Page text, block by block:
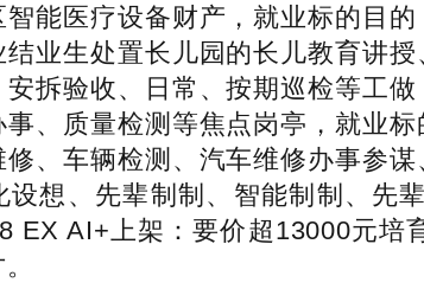
智能医疗设备财产，就业标的目
业生处置长儿园的长儿教育讲
拆验收、日常、按期巡检等工
、质量检测等焦点岗亭，就业
、车辆检测、汽车维修办事参
设想、先辈制制、智能制制、先
EX AI+上架：要价超13000元培